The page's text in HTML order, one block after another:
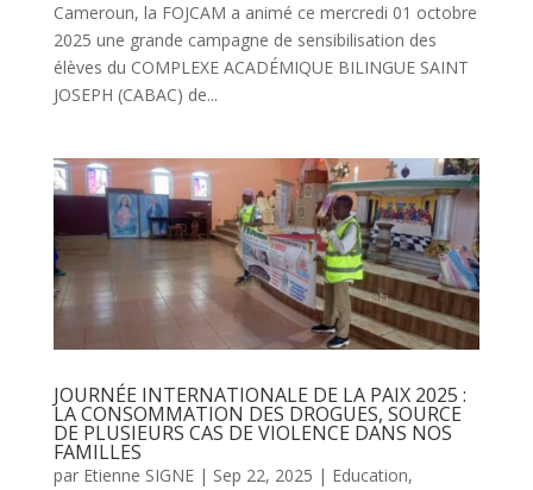
Cameroun, la FOJCAM a animé ce mercredi 01 octobre
2025 une grande campagne de sensibilisation des
élèves du COMPLEXE ACADÉMIQUE BILINGUE SAINT
JOSEPH (CABAC) de...
JOURNÉE INTERNATIONALE DE LA PAIX 2025 :
LA CONSOMMATION DES DROGUES, SOURCE
DE PLUSIEURS CAS DE VIOLENCE DANS NOS
FAMILLES
par Etienne SIGNE| Sep 22, 2025 | Education,